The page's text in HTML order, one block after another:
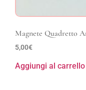
Magnete Quadretto
5,00€
Aggiungi al carrello